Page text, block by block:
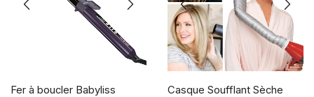
Fer à boucler Babyliss
Casque Soufflant Sèche